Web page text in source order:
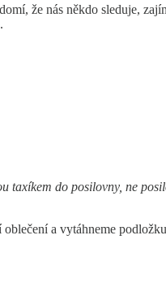
že nás někdo sleduje,
taxíkem do posilovny, ne
a vytáhneme